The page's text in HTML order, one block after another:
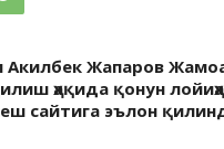
Акилбек Жапаров
ҳақида қонун
сайтига эълон